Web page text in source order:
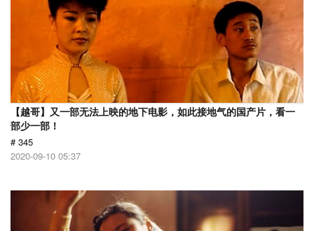
【越哥】又一部无法上映的地下电影，如此接地气的国产片，看一
部少一部！
# 345
2020-09-10 05:37